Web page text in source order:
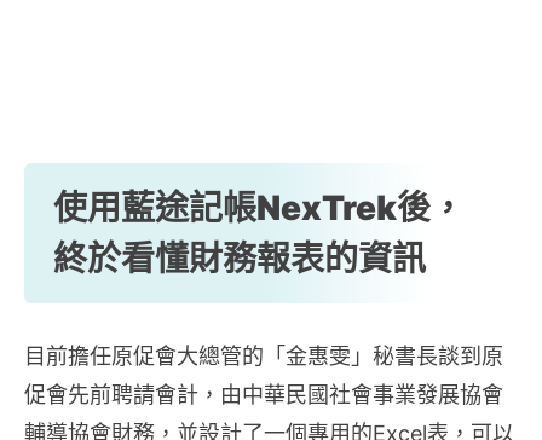
使用藍途記帳NexTrek後，
終於看懂財務報表的資訊
目前擔任原促會大總管的「金惠雯」秘書長談到原
促會先前聘請會計，由中華民國社會事業發展協會
輔導協會財務，並設計了一個專用的Excel表，可以